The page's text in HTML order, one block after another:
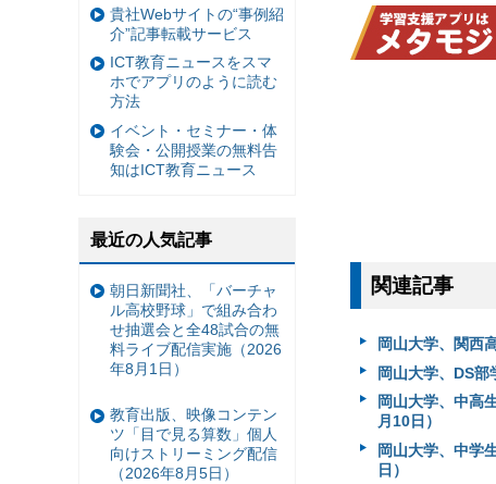
関連記事
岡山大学、関西
岡山大学、DS部
岡山大学、中高
月10日）
岡山大学、中学
日）
貴社Webサイトの“事例紹
介”記事転載サービス
ICT教育ニュースをスマ
ホでアプリのように読む
方法
イベント・セミナー・体
験会・公開授業の無料告
知はICT教育ニュース
最近の人気記事
朝日新聞社、「バーチャ
ル高校野球」で組み合わ
せ抽選会と全48試合の無
料ライブ配信実施（2026
年8月1日）
教育出版、映像コンテン
ツ「目で見る算数」個人
向けストリーミング配信
（2026年8月5日）